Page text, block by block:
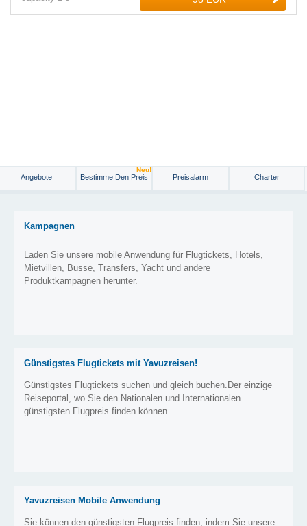
Angebote Bestimme Den Preis
Neu!
Preisalarm Charter
Kampagnen
Laden Sie unsere mobile Anwendung für Flugtickets, Hotels,
Mietvillen, Busse, Transfers, Yacht und andere
Produktkampagnen herunter.
Günstigstes Flugtickets mit Yavuzreisen!
Günstigstes Flugtickets suchen und gleich buchen.Der einzige
Reiseportal, wo Sie den Nationalen und Internationalen
günstigsten Flugpreis finden können.
Yavuzreisen Mobile Anwendung
Sie können den günstigsten Flugpreis finden, indem Sie unsere